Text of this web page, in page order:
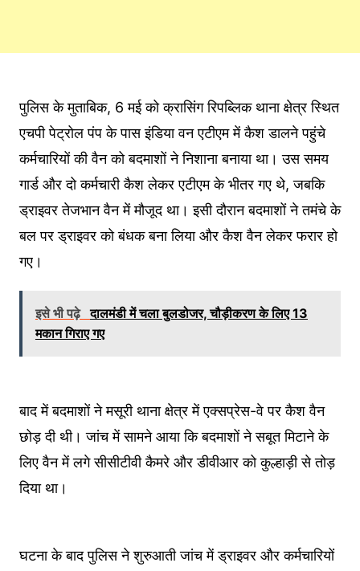
पुलिस के मुताबिक, 6 मई को क्रासिंग रिपब्लिक थाना क्षेत्र स्थित
एचपी पेट्रोल पंप के पास इंडिया वन एटीएम में कैश डालने पहुंचे
कर्मचारियों की वैन को बदमाशों ने निशाना बनाया था। उस समय
गार्ड और दो कर्मचारी कैश लेकर एटीएम के भीतर गए थे, जबकि
ड्राइवर तेजभान वैन में मौजूद था। इसी दौरान बदमाशों ने तमंचे के
बल पर ड्राइवर को बंधक बना लिया और कैश वैन लेकर फरार हो
गए।
इसे भी पढ़े दालमंडी में चला बुलडोजर, चौड़ीकरण के लिए 13
मकान गिराए गए
बाद में बदमाशों ने मसूरी थाना क्षेत्र में एक्सप्रेस-वे पर कैश वैन
छोड़ दी थी। जांच में सामने आया कि बदमाशों ने सबूत मिटाने के
लिए वैन में लगे सीसीटीवी कैमरे और डीवीआर को कुल्हाड़ी से तोड़
दिया था।
घटना के बाद पुलिस ने शुरुआती जांच में ड्राइवर और कर्मचारियों